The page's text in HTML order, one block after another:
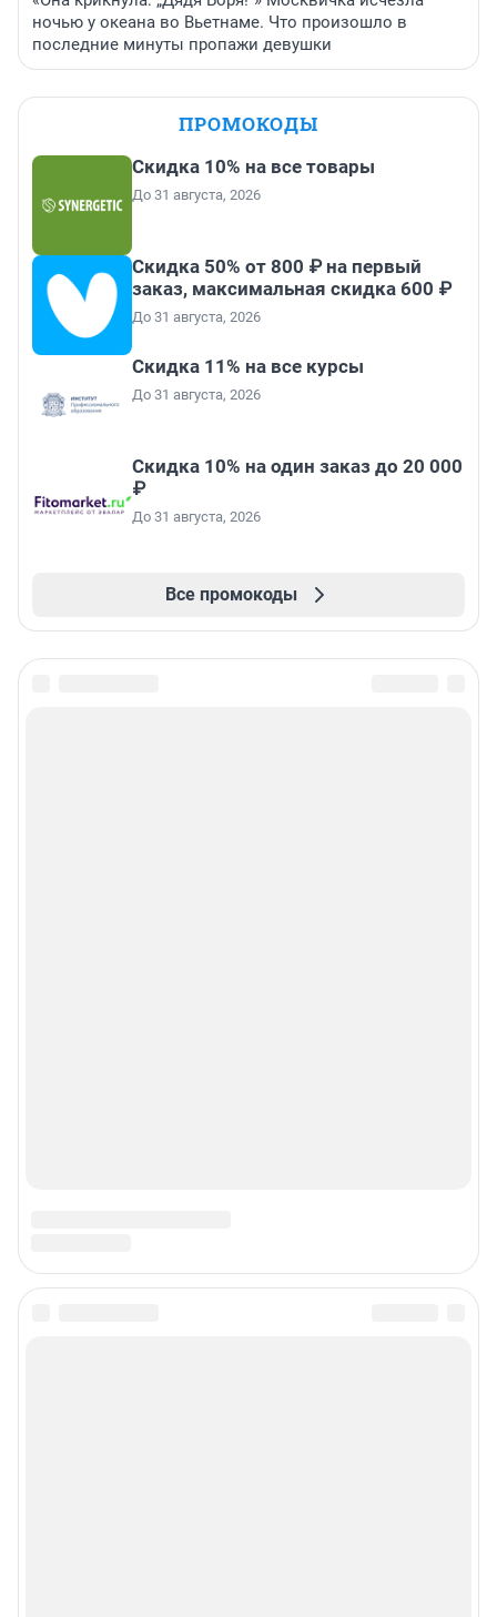
ночью у океана во Вьетнаме. Что произошло в
последние минуты пропажи девушки
ПРОМОКОДЫ
Скидка 10% на все товары
До 31 августа, 2026
Скидка 50% от 800 ₽ на первый
заказ, максимальная скидка 600 ₽
До 31 августа, 2026
Скидка 11% на все курсы
До 31 августа, 2026
Скидка 10% на один заказ до 20 000
₽
До 31 августа, 2026
Все промокоды